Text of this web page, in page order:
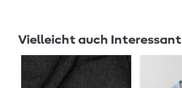
Vielleicht auch Interessant